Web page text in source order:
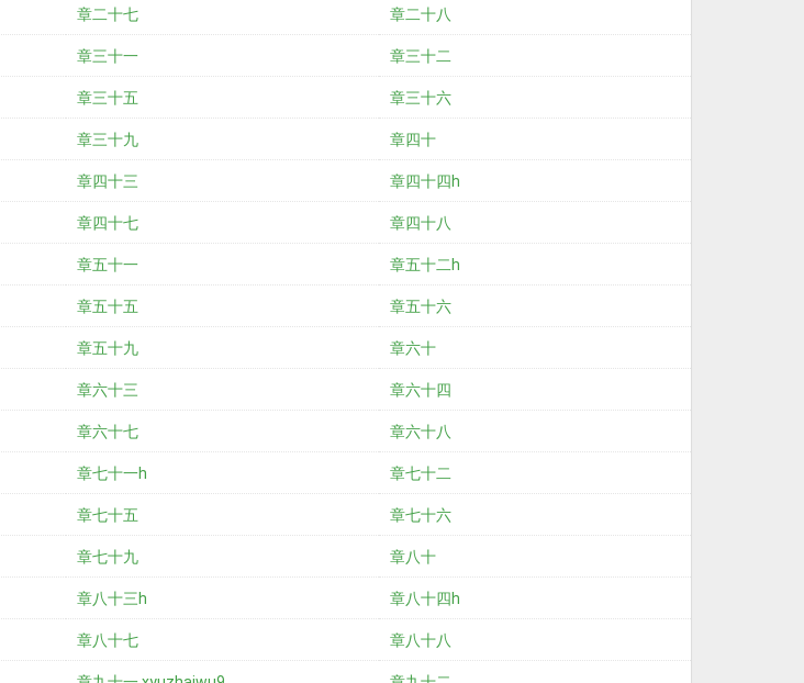
章二十七 章二十八
章三十一 章三十二
章三十五 章三十六
章三十九 章四十
章四十三 章四十四h
章四十七 章四十八
章五十一 章五十二h
章五十五 章五十六
章五十九 章六十
章六十三 章六十四
章六十七 章六十八
章七十一h 章七十二
章七十五 章七十六
章七十九 章八十
章八十三h 章八十四h
章八十七 章八十八